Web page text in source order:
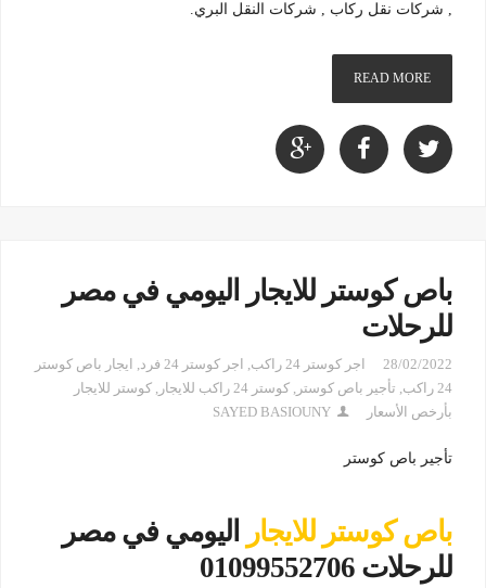
, شركات نقل ركاب , شركات النقل البري.
READ MORE
باص كوستر للايجار اليومي في مصر
للرحلات
28/02/2022 اجر كوستر 24 راكب , اجر كوستر 24 فرد , ايجار باص كوستر
24 راكب
, تأجير باص كوستر , كوستر 24 راكب للايجار , كوستر للايجار
بأرخص الأسعار
SAYED BASIOUNY
تأجير باص كوستر
باص كوستر للايجار
اليومي في مصر
للرحلات 01099552706